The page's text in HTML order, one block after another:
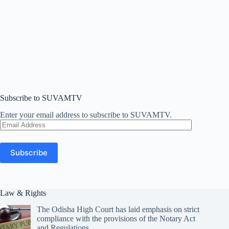
Subscribe to SUVAMTV
Enter your email address to subscribe to SUVAMTV.
Email
Address
Subscribe
Law & Rights
The Odisha High Court has laid emphasis on strict
compliance with the provisions of the Notary Act